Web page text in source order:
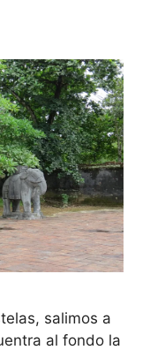
salimos a
al fondo la